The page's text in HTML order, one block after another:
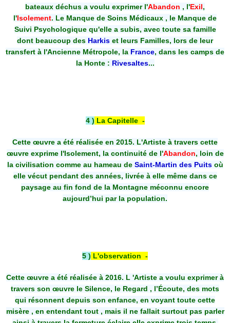
bateaux déchus a voulu exprimer l'Abandon , l'Exil,
l'Isolement. Le Manque de Soins Médicaux , le Manque de
Suivi Psychologique qu'elle a subis, avec toute sa famille
dont beaucoup des Harkis et leurs Familles, lors de leur
transfert à l'Ancienne Métropole, la France, dans les camps de
la Honte : Rivesaltes...
4 ) La Capitelle -
Cette œuvre a été réalisée en 2015. L'Artiste à travers cette
œuvre exprime l'Isolement, la continuité de l'Abandon, loin de
la civilisation comme au hameau deSaint-Martin des Puitsoù
elle vécut pendant des années, livrée à elle même dans ce
paysage au fin fond de la Montagne méconnu encore
aujourd’hui par la population.
5 ) L'observation -
Cette œuvre a été réalisée à 2016. L 'Artiste a voulu exprimer à
travers son œuvre le Silence, le Regard , l’Écoute, des mots
qui résonnent depuis son enfance, en voyant toute cette
misère , en entendant tout , mais il ne fallait surtout pas parler